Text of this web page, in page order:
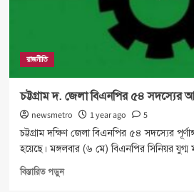
রাজনীতি
চট্টগ্রাম দ. জেলা বিএনপির ৫৪ সদস্যের
newsmetro 1 year ago
5
চট্টগ্রাম দক্ষিণ জেলা বিএনপির ৫৪ সদস্যের
হয়েছে। মঙ্গলবার (৬ মে) বিএনপির সিনিয়র যুগ্ম
বিস্তারিত পড়ুনRead